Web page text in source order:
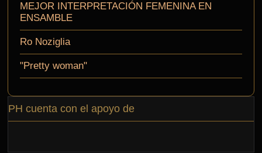
MEJOR INTERPRETACIÓN FEMENINA EN
ENSAMBLE
Ro Noziglia
"Pretty woman"
PH cuenta con el apoyo de